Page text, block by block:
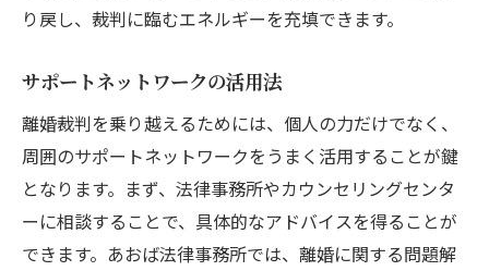
り戻し、裁判に臨むエネルギーを充填できます。
サポートネットワークの活用法
離婚裁判を乗り越えるためには、個人の力だけでなく、
周囲のサポートネットワークをうまく活用することが鍵
となります。まず、法律事務所やカウンセリングセンタ
ーに相談することで、具体的なアドバイスを得ることが
できます。あおば法律事務所では、離婚に関する問題解